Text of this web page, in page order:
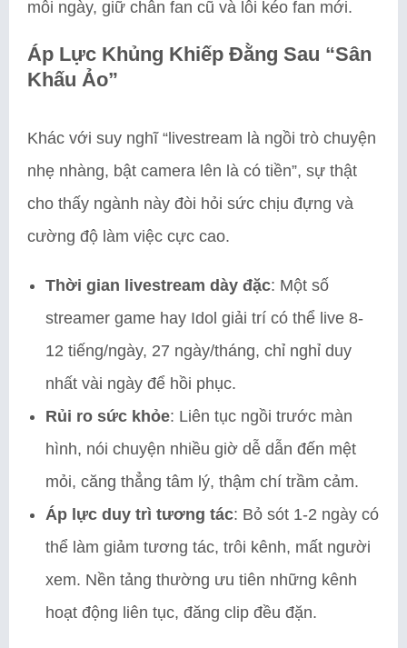
mỗi ngày, giữ chân fan cũ và lôi kéo fan mới.
Áp Lực Khủng Khiếp Đằng Sau “Sân
Khấu Ảo”
Khác với suy nghĩ “livestream là ngồi trò chuyện
nhẹ nhàng, bật camera lên là có tiền”, sự thật
cho thấy ngành này đòi hỏi sức chịu đựng và
cường độ làm việc cực cao.
Thời gian livestream dày đặc: Một số
streamer game hay Idol giải trí có thể live 8-
12 tiếng/ngày, 27 ngày/tháng, chỉ nghỉ duy
nhất vài ngày để hồi phục.
Rủi ro sức khỏe: Liên tục ngồi trước màn
hình, nói chuyện nhiều giờ dễ dẫn đến mệt
mỏi, căng thẳng tâm lý, thậm chí trầm cảm.
Áp lực duy trì tương tác: Bỏ sót 1-2 ngày có
thể làm giảm tương tác, trôi kênh, mất người
xem. Nền tảng thường ưu tiên những kênh
hoạt động liên tục, đăng clip đều đặn.